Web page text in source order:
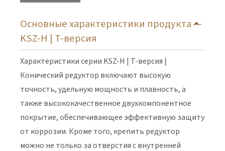
Основные характеристики продукта —
KSZ-H | T-версия
Характеристики серии KSZ-H | T-версия |
Конический редуктор включают высокую
точность, удельную мощность и плавность, а
также высококачественное двухкомпонентное
покрытие, обеспечивающее эффективную защиту
от коррозии. Кроме того, крепить редуктор
можно не только за отверстия с внутренней